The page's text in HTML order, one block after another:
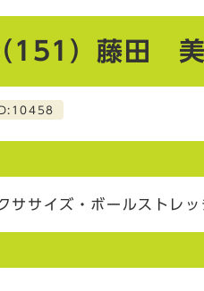
151）藤田
ササイズ・ボールストレ